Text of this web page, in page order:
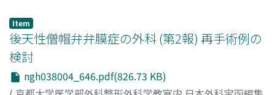
西, 裕
TATEMICHI, KIYOSHI;SUGITANI, AKIRA;YO, SHOEI;
KONISHI, YUTAKA ;HIKASA, YORINORI
Item
後天性僧帽弁弁膜症の外科 (第2報) 再手術例の
検討
ngh038004_646.pdf(826.73 KB)